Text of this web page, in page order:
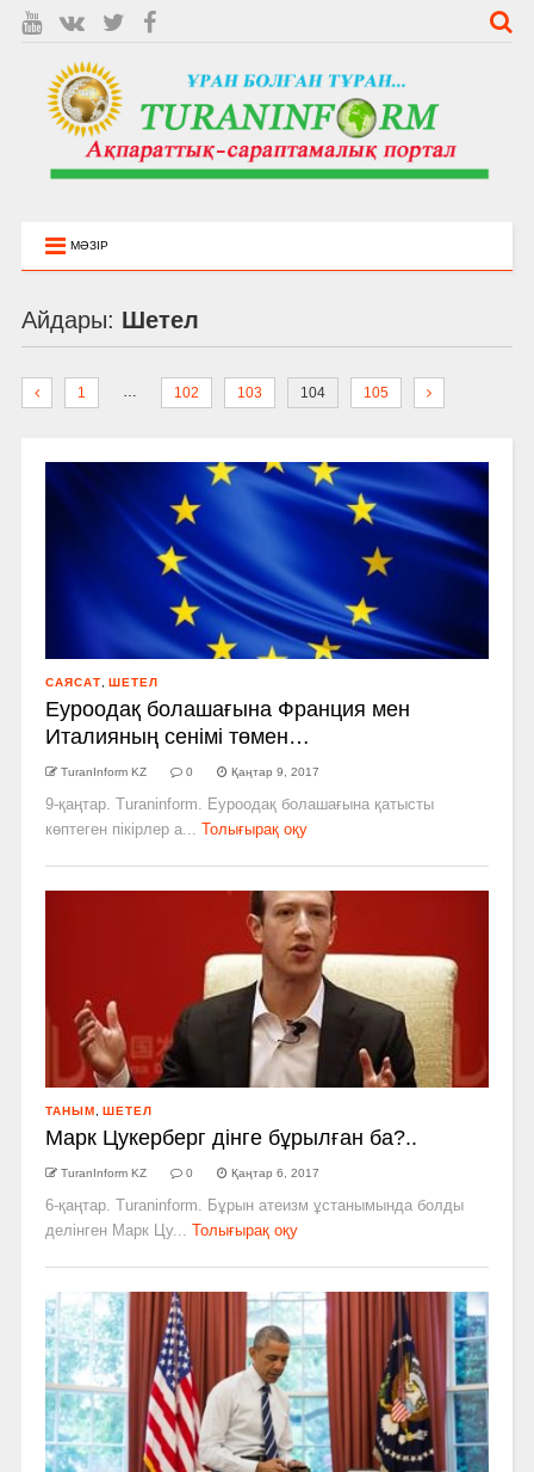
МӘЗІР
Айдары: Шетел
1 102 103 104 105
САЯСАТ ШЕТЕЛ
Еуроодақ болашағына Франция мен
Италияның сенімі төмен…
TuranInform KZ 0 Қаңтар 9, 2017
9-қаңтар. Turaninform. Еуроодақ болашағына қатысты
көптеген пікірлер а...
Толығырақ оқу
ТАНЫМ ШЕТЕЛ
Марк Цукерберг дінге бұрылған ба?..
TuranInform KZ 0 Қаңтар 6, 2017
6-қаңтар. Turaninform. Бұрын атеизм ұстанымында болды
делінген Марк Цу...
Толығырақ оқу